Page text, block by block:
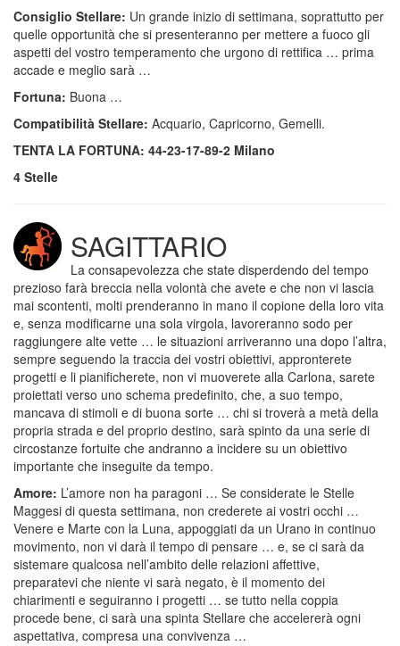
Consiglio Stellare: Un grande inizio di settimana, soprattutto per
quelle opportunità che si presenteranno per mettere a fuoco gli
aspetti del vostro temperamento che urgono di rettifica … prima
accade e meglio sarà …
Fortuna: Buona …
Compatibilità Stellare: Acquario, Capricorno, Gemelli.
TENTA LA FORTUNA: 44-23-17-89-2 Milano
4 Stelle
SAGITTARIO
La consapevolezza che state disperdendo del tempo
prezioso farà breccia nella volontà che avete e che non vi lascia
mai scontenti, molti prenderanno in mano il copione della loro vita
e, senza modificarne una sola virgola, lavoreranno sodo per
raggiungere alte vette … le situazioni arriveranno una dopo l’altra,
sempre seguendo la traccia dei vostri obiettivi, appronterete
progetti e li pianificherete, non vi muoverete alla Carlona, sarete
proiettati verso uno schema predefinito, che, a suo tempo,
mancava di stimoli e di buona sorte … chi si troverà a metà della
propria strada e del proprio destino, sarà spinto da una serie di
circostanze fortuite che andranno a incidere su un obiettivo
importante che inseguite da tempo.
Amore: L’amore non ha paragoni … Se considerate le Stelle
Maggesi di questa settimana, non crederete ai vostri occhi …
Venere e Marte con la Luna, appoggiati da un Urano in continuo
movimento, non vi darà il tempo di pensare … e, se ci sarà da
sistemare qualcosa nell’ambito delle relazioni affettive,
preparatevi che niente vi sarà negato, è il momento dei
chiarimenti e seguiranno i progetti … se tutto nella coppia
procede bene, ci sarà una spinta Stellare che accelererà ogni
aspettativa, compresa una convivenza …